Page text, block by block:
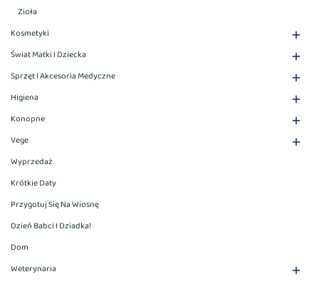
Zioła
Kosmetyki

Świat Matki I Dziecka 
Sprzęt I Akcesoria Medyczne 
Higiena 
Konopne 
Vege 
Wyprzedaż
Krótkie Daty
Przygotuj Się Na Wiosnę
Dzień Babci I Dziadka!
Dom
Weterynaria
